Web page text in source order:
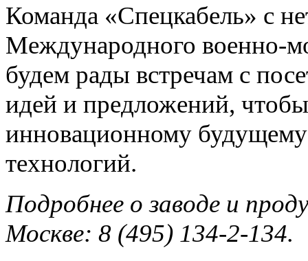
Команда «Спецкабель» с
Международного военно-
будем рады встречам с
идей и предложений,
инновационному
технологий.
Подробнее о заводе и
Москве: 8 (495) 134-2-134.